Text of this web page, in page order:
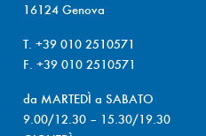
16124 Genova
T. +39 010 2510571
F. +39 010 2510571
da MARTEDÌ a SABATO
9.00/12.30 – 15.30/19.30